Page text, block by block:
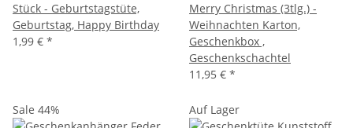
Stück - Geburtstagstüte,
Geburtstag, Happy Birthday
1,99 € *
Merry Christmas (3tlg.) -
Weihnachten Karton,
Geschenkbox ,
Geschenkschachtel
11,95 € *
Sale 44% Auf Lager